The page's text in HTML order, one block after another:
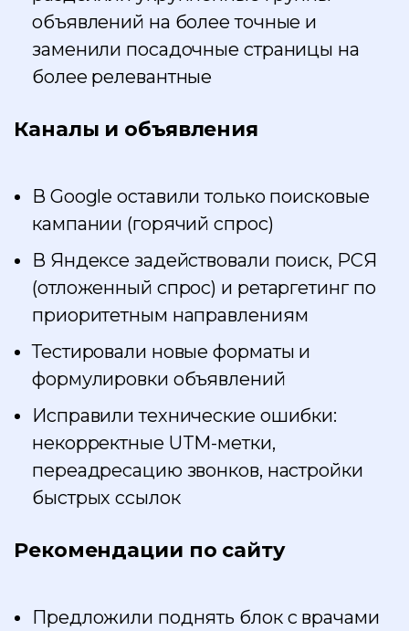
объявлений на более точные и
заменили посадочные страницы на
более релевантные
Каналы и объявления
В Google оставили только поисковые
кампании (горячий спрос)
В Яндексе задействовали поиск, РСЯ
(отложенный спрос) и ретаргетинг по
приоритетным направлениям
Тестировали новые форматы и
формулировки объявлений
Исправили технические ошибки:
некорректные UTM-метки,
переадресацию звонков, настройки
быстрых ссылок
Рекомендации по сайту
Предложили поднять блок с врачами